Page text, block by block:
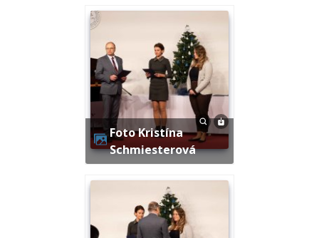
Foto Kristína
Schmiesterová